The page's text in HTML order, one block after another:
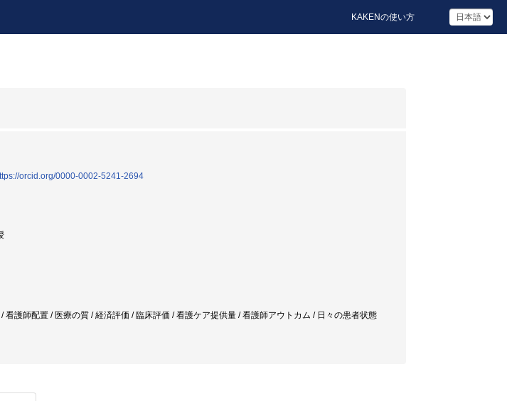
KAKENの使い方
orcid.org/0000-0002-5241-2694
護師配置 / 医療の質 / 経済評価 / 臨床評価 / 看護ケア提供量 / 看護師アウトカム / 日々の患者状態